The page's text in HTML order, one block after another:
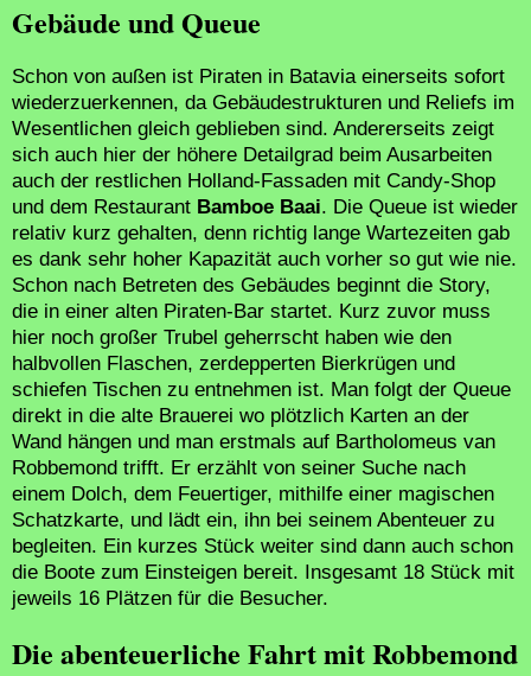
Gebäude und Queue
Schon von außen ist Piraten in Batavia einerseits sofort
wiederzuerkennen, da Gebäudestrukturen und Reliefs im
Wesentlichen gleich geblieben sind. Andererseits zeigt
sich auch hier der höhere Detailgrad beim Ausarbeiten
auch der restlichen Holland-Fassaden mit Candy-Shop
und dem Restaurant Bamboe Baai. Die Queue ist wieder
relativ kurz gehalten, denn richtig lange Wartezeiten gab
es dank sehr hoher Kapazität auch vorher so gut wie nie.
Schon nach Betreten des Gebäudes beginnt die Story,
die in einer alten Piraten-Bar startet. Kurz zuvor muss
hier noch großer Trubel geherrscht haben wie den
halbvollen Flaschen, zerdepperten Bierkrügen und
schiefen Tischen zu entnehmen ist. Man folgt der Queue
direkt in die alte Brauerei wo plötzlich Karten an der
Wand hängen und man erstmals auf Bartholomeus van
Robbemond trifft. Er erzählt von seiner Suche nach
einem Dolch, dem Feuertiger, mithilfe einer magischen
Schatzkarte, und lädt ein, ihn bei seinem Abenteuer zu
begleiten. Ein kurzes Stück weiter sind dann auch schon
die Boote zum Einsteigen bereit. Insgesamt 18 Stück mit
jeweils 16 Plätzen für die Besucher.
Die abenteuerliche Fahrt mit Robbemond